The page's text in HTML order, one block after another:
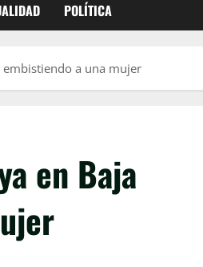
POLÍTICA
embistiendo a una mujer
en Baja